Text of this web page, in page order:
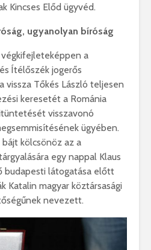
Kincses Előd ügyvéd.
ugyanolyan bíróság
a
Ítélőszék jogerős
Tőkés László teljesen
keresetét a Románia
visszavonó
ügyében.
kölcsönöz az a
egy nappal Klaus
budapesti látogatása előtt
Katalin magyar köztársasági
nevezett.